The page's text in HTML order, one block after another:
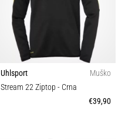
Uhlsport
Muško
Stream 22 Ziptop - Crna
€39,90